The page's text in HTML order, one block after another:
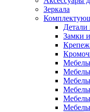
Зеркала
Детали
Замки
Крепеж